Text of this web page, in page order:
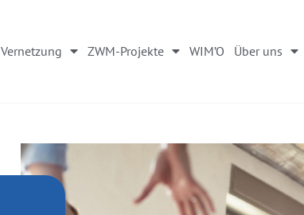
Vernetzung ZWM-Projekte WIM’O Über uns